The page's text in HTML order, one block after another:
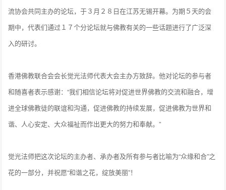
流协会共同主办的论坛，于３月２８日在江苏无锡开幕。为期５天的会
期中，代表们通过１７个分论坛就与佛教有关的一些话题进行了广泛深
入的研讨。
香港佛教联合会会长觉光法师代表大会主办方致辞。他对论坛的参与者
和随喜者表示感谢：“我们相信论坛将对促进世界佛教的交流和融合，增
进全球佛教徒的联谊和沟通，促进佛教的持续发展，促进佛教为世界和
谐、人心安定、大众福祉而作出更大的努力和奉献。”
觉光法师把这次论坛的主办者、承办者及所有参与者比喻为“众缘和合”之
花的一部分，并祝愿“和谐之花，绽放美丽”！